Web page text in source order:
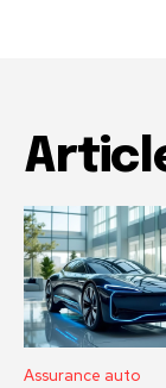
Assurance auto